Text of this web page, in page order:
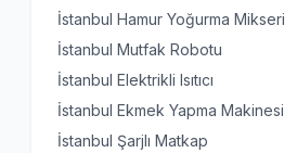
İstanbul Hamur Yoğurma Mikseri
İstanbul Mutfak Robotu
İstanbul Elektrikli Isıtıcı
İstanbul Ekmek Yapma Makinesi
İstanbul Şarjlı Matkap